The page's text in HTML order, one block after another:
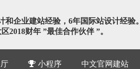
和企业建站经验，6年国际站设计经验。
2018财年 ”最佳合作伙伴 ”。
小程序 中文官网建站